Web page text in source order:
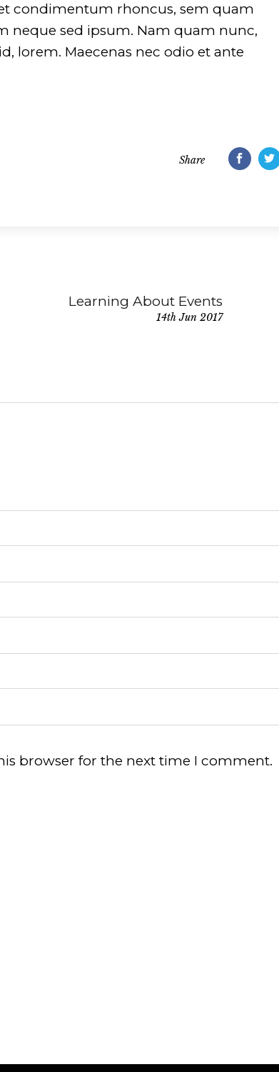
condimentum rhoncus, sem quam
neque sed ipsum. Nam quam nunc,
lorem. Maecenas nec odio et ante
Share
Learning About Events
14th Jun 2017
browser for the next time I comment.